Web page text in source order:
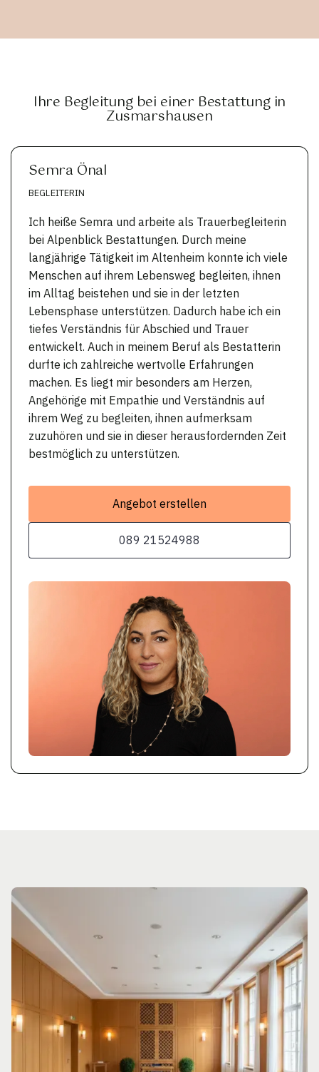
Ihre Begleitung bei einer Bestattung in
Zusmarshausen
Semra Önal
BEGLEITERIN
Ich heiße Semra und arbeite als Trauerbegleiterin
bei Alpenblick Bestattungen. Durch meine
langjährige Tätigkeit im Altenheim konnte ich viele
Menschen auf ihrem Lebensweg begleiten, ihnen
im Alltag beistehen und sie in der letzten
Lebensphase unterstützen. Dadurch habe ich ein
tiefes Verständnis für Abschied und Trauer
entwickelt. Auch in meinem Beruf als Bestatterin
durfte ich zahlreiche wertvolle Erfahrungen
machen. Es liegt mir besonders am Herzen,
Angehörige mit Empathie und Verständnis auf
ihrem Weg zu begleiten, ihnen aufmerksam
zuzuhören und sie in dieser herausfordernden Zeit
bestmöglich zu unterstützen.
Angebot erstellen
089 21524988